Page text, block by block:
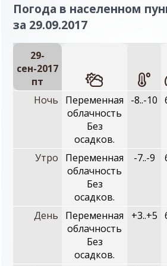
Погода в населенном
за 29.09.2017
29-
сен-2017
пт
Ночь
Переменная
облачность
Без
осадков.
-8..-10
Утро
Переменная
облачность
Без
осадков.
-7..-9
День
Переменная
облачность
Без
осадков.
+3..+5